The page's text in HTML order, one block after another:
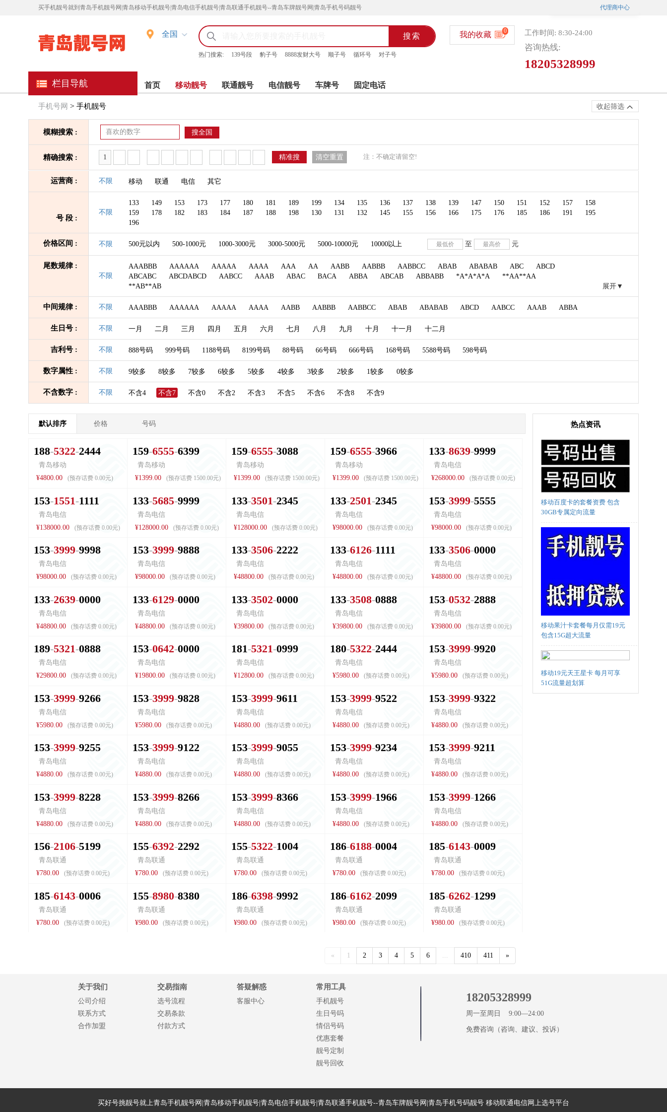
买手机靓号就到青岛手机靓号网|青岛移动手机靓号|青岛电信手机靓号|青岛联通手机靓号--青岛车牌靓号网|青岛手机号码靓号 代理商中心
微信选号
全国
热门搜索: 139号段 豹子号 8888发财大号 顺子号 循环号 对子号
我的收藏 0 工作时间: 8:30-24:00
咨询热线:
18205328999
栏目导航 首页 移动靓号 联通靓号 电信靓号 车牌号 固定电话
收起筛选
手机号网 > 手机靓号
模糊搜索 : 搜全国
精确搜索 : 精准搜 清空重置 注：不确定请留空!
运营商 : 不限 移动 联通 电信 其它
号 段 :
不限
133 149 153 173 177 180 181 189 199 134 135 136 137 138 139 147 150 151 152 157
158
159
178 182 183 184 187 188 198 130 131 132 145 155 156 166 175 176 185 186 191
195
196
价格区间 : 不限 500元以内 500-1000元 1000-3000元 3000-5000元 5000-10000元 10000以上 至 元
尾数规律 :
不限
AAABBB AAAAAA AAAAA AAAA AAA AA AABB AABBB AABBCC ABAB ABABAB ABC
ABCD
ABCABC
ABCDABCD AABCC AAAB ABAC BACA ABBA ABCAB ABBABB *A*A*A*A
**AA**AA
**AB**AB
展开▼
中间规律 : 不限 AAABBB AAAAAA AAAAA AAAA AABB AABBB AABBCC ABAB ABABAB ABCD AABCC AAAB ABBA
生日号 : 不限 一月 二月 三月 四月 五月 六月 七月 八月 九月 十月 十一月 十二月
吉利号 : 不限 888号码 999号码 1188号码 8199号码 88号码 66号码 666号码 168号码 5588号码 598号码
数字属性 : 不限 9较多 8较多 7较多 6较多 5较多 4较多 3较多 2较多 1较多 0较多
不含数字 : 不限 不含4 不含7 不含0 不含2 不含3 不含5 不含6 不含8 不含9
默认排序 价格 号码
188 5322 2444
青岛移动
¥4800.00
(预存话费 0.00元)
159 6555 6399
青岛移动
¥1399.00
(预存话费 1500.00元)
159 6555 3088
青岛移动
¥1399.00
(预存话费 1500.00元)
159 6555 3966
青岛移动
¥1399.00
(预存话费 1500.00元)
133 8639 9999
青岛电信
¥268000.00
(预存话费 0.00元)
153 1551 1111
青岛电信
¥138000.00
(预存话费 0.00元)
133 5685 9999
青岛电信
¥128000.00
(预存话费 0.00元)
133 3501 2345
青岛电信
¥128000.00
(预存话费 0.00元)
133 2501 2345
青岛电信
¥98000.00
(预存话费 0.00元)
153 3999 5555
青岛电信
¥98000.00
(预存话费 0.00元)
153 3999 9998
青岛电信
¥98000.00
(预存话费 0.00元)
153 3999 9888
青岛电信
¥98000.00
(预存话费 0.00元)
133 3506 2222
青岛电信
¥48800.00
(预存话费 0.00元)
133 6126 1111
青岛电信
¥48800.00
(预存话费 0.00元)
133 3506 0000
青岛电信
¥48800.00
(预存话费 0.00元)
133 2639 0000
青岛电信
¥48800.00
(预存话费 0.00元)
133 6129 0000
青岛电信
¥48800.00
(预存话费 0.00元)
133 3502 0000
青岛电信
¥39800.00
(预存话费 0.00元)
133 3508 0888
青岛电信
¥39800.00
(预存话费 0.00元)
153 0532 2888
青岛电信
¥39800.00
(预存话费 0.00元)
189 5321 0888
青岛电信
¥29800.00
(预存话费 0.00元)
153 0642 0000
青岛电信
¥19800.00
(预存话费 0.00元)
181 5321 0999
青岛电信
¥12800.00
(预存话费 0.00元)
180 5322 2444
青岛电信
¥5980.00
(预存话费 0.00元)
153 3999 9920
青岛电信
¥5980.00
(预存话费 0.00元)
153 3999 9266
青岛电信
¥5980.00
(预存话费 0.00元)
153 3999 9828
青岛电信
¥5980.00
(预存话费 0.00元)
153 3999 9611
青岛电信
¥4880.00
(预存话费 0.00元)
153 3999 9522
青岛电信
¥4880.00
(预存话费 0.00元)
153 3999 9322
青岛电信
¥4880.00
(预存话费 0.00元)
153 3999 9255
青岛电信
¥4880.00
(预存话费 0.00元)
153 3999 9122
青岛电信
¥4880.00
(预存话费 0.00元)
153 3999 9055
青岛电信
¥4880.00
(预存话费 0.00元)
153 3999 9234
青岛电信
¥4880.00
(预存话费 0.00元)
153 3999 9211
青岛电信
¥4880.00
(预存话费 0.00元)
153 3999 8228
青岛电信
¥4880.00
(预存话费 0.00元)
153 3999 8266
青岛电信
¥4880.00
(预存话费 0.00元)
153 3999 8366
青岛电信
¥4880.00
(预存话费 0.00元)
153 3999 1966
青岛电信
¥4880.00
(预存话费 0.00元)
153 3999 1266
青岛电信
¥4880.00
(预存话费 0.00元)
156 2106 5199
青岛联通
¥780.00
(预存话费 0.00元)
155 6392 2292
青岛联通
¥780.00
(预存话费 0.00元)
155 5322 1004
青岛联通
¥780.00
(预存话费 0.00元)
186 6188 0004
青岛联通
¥780.00
(预存话费 0.00元)
185 6143 0009
青岛联通
¥780.00
(预存话费 0.00元)
185 6143 0006
青岛联通
¥780.00
(预存话费 0.00元)
155 8980 8380
青岛联通
¥980.00
(预存话费 0.00元)
186 6398 9992
青岛联通
¥980.00
(预存话费 0.00元)
186 6162 2099
青岛联通
¥980.00
(预存话费 0.00元)
185 6262 1299
青岛联通
¥980.00
(预存话费 0.00元)
« 1 2 3 4 5 6 ... 410 411 »
热点资讯
移动百度卡的套餐资费 包含
30GB专属定向流量
移动果汁卡套餐每月仅需19元
包含15G超大流量
移动19元天王星卡 每月可享
51G流量超划算
关于我们
公司介绍
联系方式
合作加盟
交易指南
选号流程
交易条款
付款方式
答疑解惑
客服中心
常用工具
手机靓号
生日号吗
情侣号码
优惠套餐
靓号定制
靓号回收
18205328999
周一至周日 9:00—24:00
免费咨询（咨询、建议、投诉）
买好号挑靓号就上青岛手机靓号网|青岛移动手机靓号|青岛电信手机靓号|青岛联通手机靓号--青岛车牌靓号网|青岛手机号码靓号 移动联通电信网上选号平台